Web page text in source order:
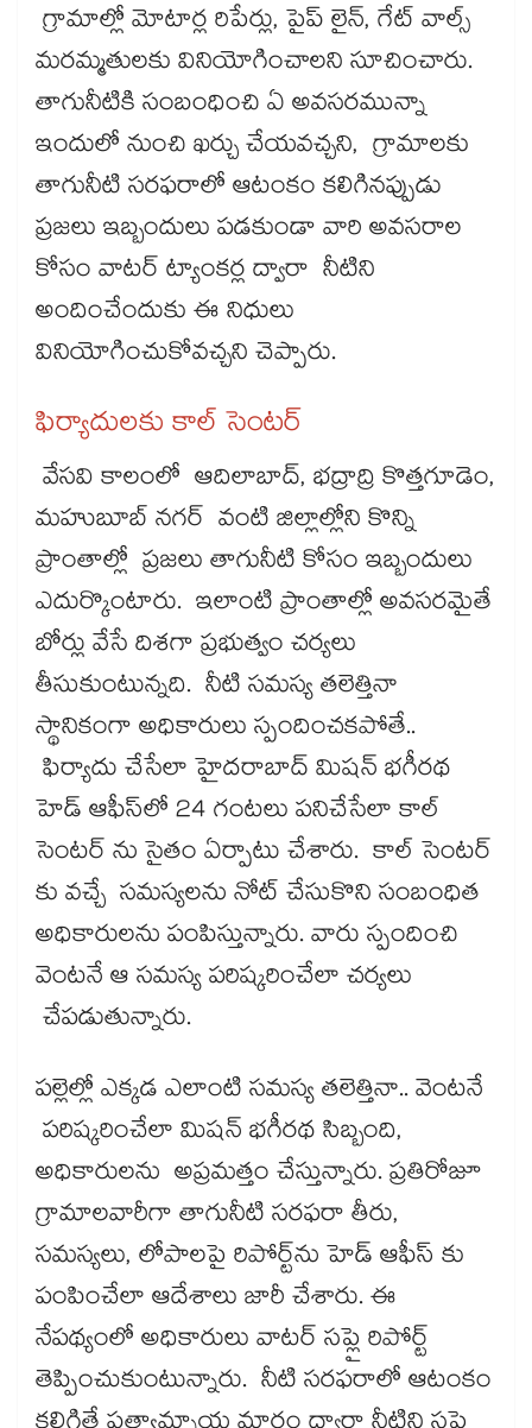
గ్రామాల్లో మోటార్ల రిపేర్లు, పైప్ లైన్, గేట్ వాల్స్
మరమ్మతులకు వినియోగించాలని సూచించారు.
తాగునీటికి సంబంధించి ఏ అవసరమున్నా
ఇందులో నుంచి ఖర్చు చేయవచ్చని, గ్రామాలకు
తాగునీటి సరఫరాలో ఆటంకం కలిగినప్పుడు
ప్రజలు ఇబ్బందులు పడకుండా వారి అవసరాల
కోసం వాటర్ ట్యాంకర్ల ద్వారా నీటిని
అందించేందుకు ఈ నిధులు
వినియోగించుకోవచ్చని చెప్పారు.
ఫిర్యాదులకు కాల్​ సెంటర్​
వేసవి కాలంలో ఆదిలాబాద్, భద్రాద్రి కొత్తగూడెం,
మహుబూబ్ నగర్ వంటి జిల్లాల్లోని కొన్ని
ప్రాంతాల్లో ప్రజలు తాగునీటి కోసం ఇబ్బందులు
ఎదుర్కొంటారు. ఇలాంటి ప్రాంతాల్లో అవసరమైతే
బోర్లు వేసే దిశగా ప్రభుత్వం చర్యలు
తీసుకుంటున్నది. నీటి సమస్య తలెత్తినా
స్థానికంగా అధికారులు స్పందించకపోతే..
ఫిర్యాదు చేసేలా హైదరాబాద్ మిషన్ భగీరథ
హెడ్ ఆఫీస్​లో 24 గంటలు పనిచేసేలా కాల్
సెంటర్ ను సైతం ఏర్పాటు చేశారు. కాల్ సెంటర్
కు వచ్చే సమస్యలను నోట్ చేసుకొని సంబంధిత
అధికారులను పంపిస్తున్నారు. వారు స్పందించి
వెంటనే ఆ సమస్య పరిష్కరించేలా చర్యలు
చేపడుతున్నారు.
పల్లెల్లో ఎక్కడ ఎలాంటి సమస్య తలెత్తినా.. వెంటనే
పరిష్కరించేలా మిషన్ భగీరథ సిబ్బంది,
అధికారులను అప్రమత్తం చేస్తున్నారు. ప్రతిరోజూ
గ్రామాలవారీగా తాగునీటి సరఫరా తీరు,
సమస్యలు, లోపాలపై రిపోర్ట్​ను హెడ్ ఆఫీస్ కు
పంపించేలా ఆదేశాలు జారీ చేశారు. ఈ
నేపథ్యంలో అధికారులు వాటర్ సప్లై రిపోర్ట్
తెప్పించుకుంటున్నారు. నీటి సరఫరాలో ఆటంకం